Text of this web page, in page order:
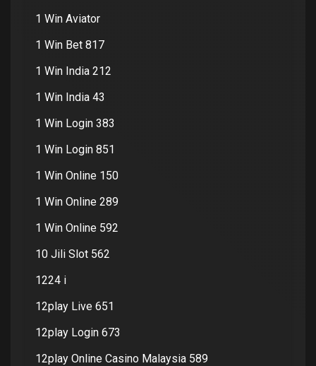
1 Win Aviator
1 Win Bet 817
1 Win India 212
1 Win India 43
1 Win Login 383
1 Win Login 851
1 Win Online 150
1 Win Online 289
1 Win Online 592
10 Jili Slot 562
1224 i
12play Live 651
12play Login 673
12play Online Casino Malaysia 589